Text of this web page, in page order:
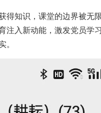
得知识，课堂的边界被无
注入新动能，激发党员学
。